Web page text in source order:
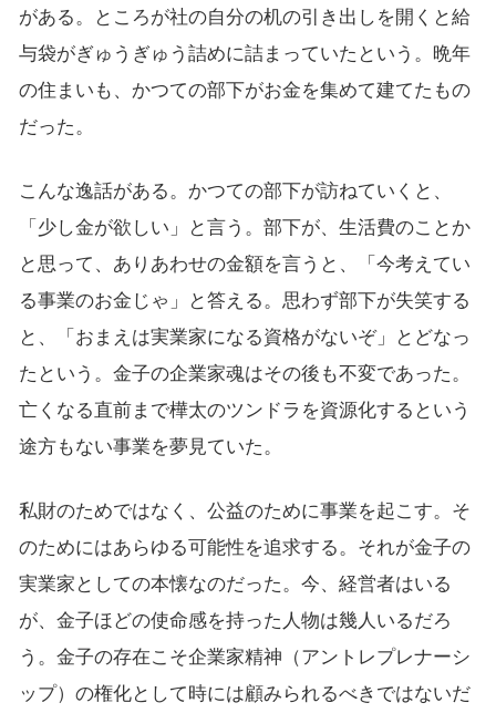
がある。ところが社の自分の机の引き出しを開くと給
与袋がぎゅうぎゅう詰めに詰まっていたという。晩年
の住まいも、かつての部下がお金を集めて建てたもの
だった。
こんな逸話がある。かつての部下が訪ねていくと、
「少し金が欲しい」と言う。部下が、生活費のことか
と思って、ありあわせの金額を言うと、「今考えてい
る事業のお金じゃ」と答える。思わず部下が失笑する
と、「おまえは実業家になる資格がないぞ」とどなっ
たという。金子の企業家魂はその後も不変であった。
亡くなる直前まで樺太のツンドラを資源化するという
途方もない事業を夢見ていた。
私財のためではなく、公益のために事業を起こす。そ
のためにはあらゆる可能性を追求する。それが金子の
実業家としての本懐なのだった。今、経営者はいる
が、金子ほどの使命感を持った人物は幾人いるだろ
う。金子の存在こそ企業家精神（アントレプレナーシ
ップ）の権化として時には顧みられるべきではないだ